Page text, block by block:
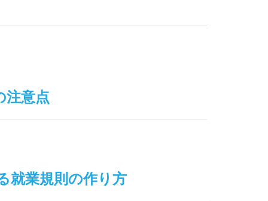
注意点
就業規則の作り方